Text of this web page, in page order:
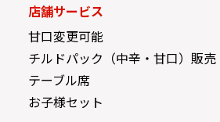
店舗サービス
甘口変更可能
チルドパック（中辛・甘口）販売
テーブル席
お子様セット